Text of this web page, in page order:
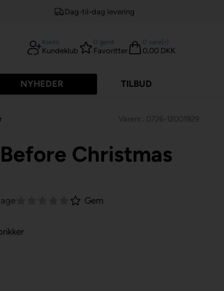
Dag-til-dag levering
Konto
Kundeklub
0 gemt
Favoritter
0 vare(r)
0,00 DKK
NYHEDER TILBUD
Varenr.: 0726-12001929
Christmas
Gem